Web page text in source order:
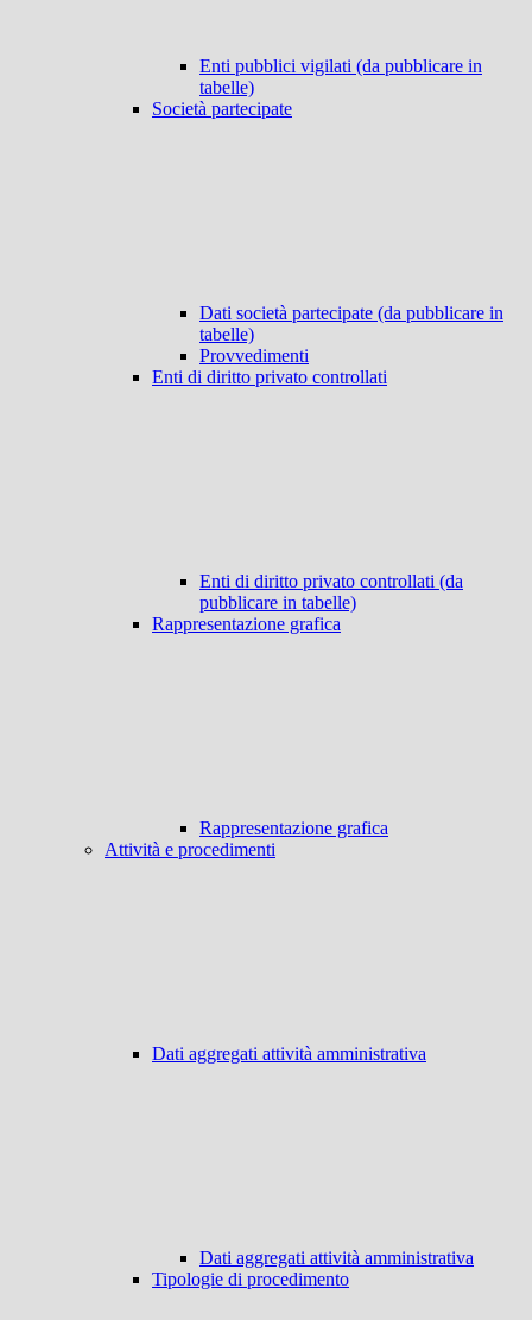
Enti pubblici vigilati (da pubblicare in
tabelle)
Società partecipate
Dati società partecipate (da pubblicare in
tabelle)
Provvedimenti
Enti di diritto privato controllati
Enti di diritto privato controllati (da
pubblicare in tabelle)
Rappresentazione grafica
Rappresentazione grafica
Attività e procedimenti
Dati aggregati attività amministrativa
Dati aggregati attività amministrativa
Tipologie di procedimento